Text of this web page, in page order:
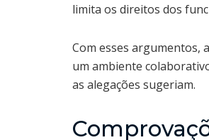
limita os direitos dos
Com esses argumentos,
um ambiente
as alegações sugeriam.